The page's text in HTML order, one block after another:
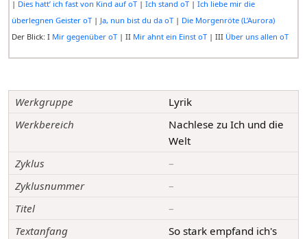
| Dies hatt’ ich fast von Kind auf oT| Ich stand oT| Ich liebe mir die
überlegnen Geister oT| Ja, nun bist du da oT| Die Morgenröte (L’Aurora)
Der Blick: I Mir gegenüber oT| II Mir ahnt ein Einst oT| III Über uns allen oT
Werkgruppe
Lyrik
Werkbereich
Nachlese zu Ich und die
Welt
Zyklus
–
Zyklusnummer
–
Titel
–
Textanfang
So stark empfand ich's